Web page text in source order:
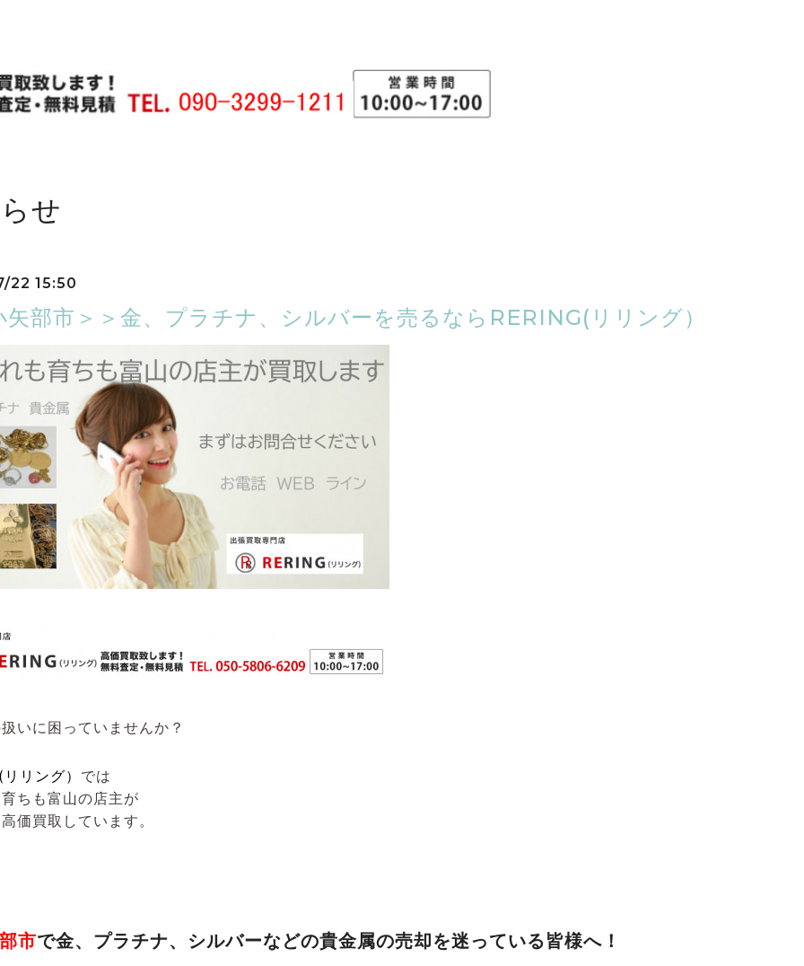
せ
22 15:50
矢部市＞＞金、プラチナ、シルバーを売るならRERING(リリング）
いに困っていませんか？
リング） では
ちも富山の店主が
価買取しています。
市で金、プラチナ、シルバーなどの貴金属の売却を迷っている皆様へ！